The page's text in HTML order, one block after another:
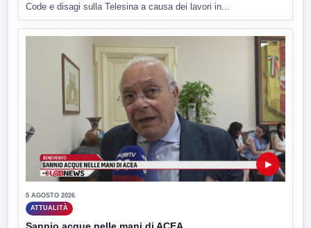
Code e disagi sulla Telesina a causa dei lavori in...
▶
5 AGOSTO 2026
ATTUALITÀ